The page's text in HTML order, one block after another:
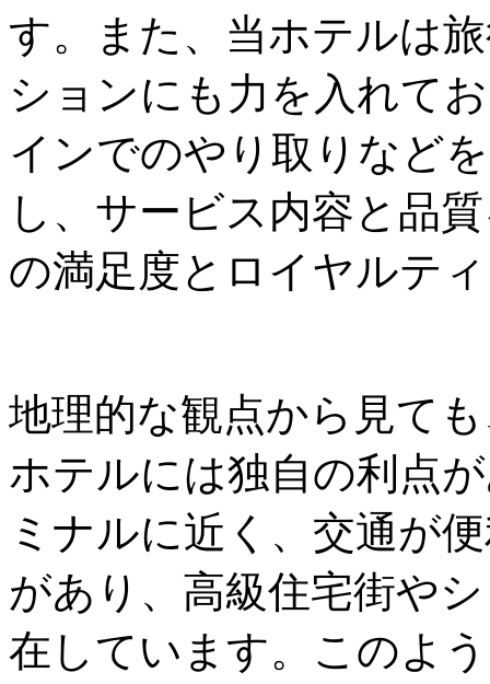
す。また、当ホテルは
ションにも力を入れて
インでのやり取りなど
し、サービス内容と品
の満足度とロイヤルテ
地理的な観点から見て
ホテルには独自の利点
ミナルに近く、交通が
があり、高級住宅街や
在しています。このよ